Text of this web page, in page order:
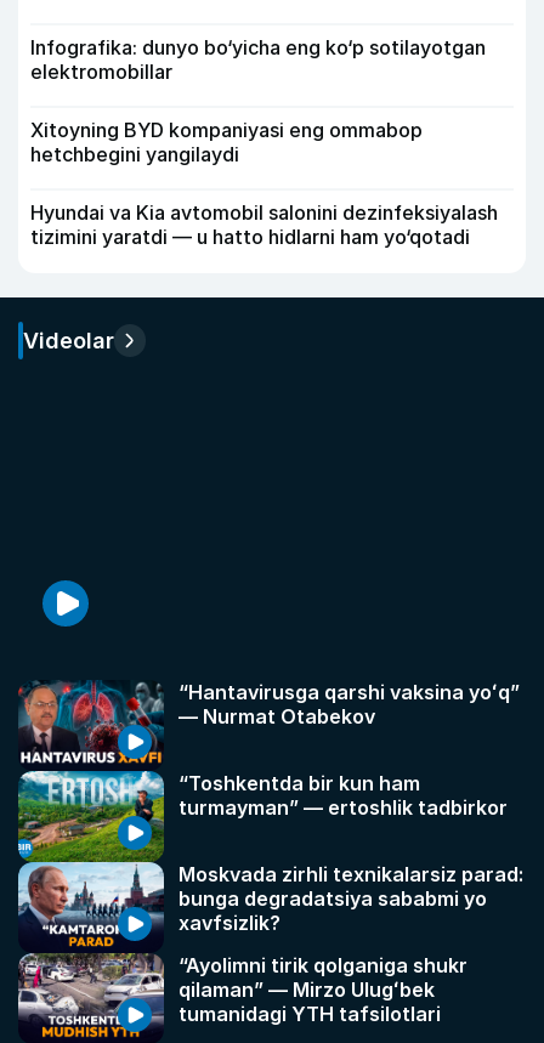
Infografika: dunyo bo‘yicha eng ko‘p sotilayotgan
elektromobillar
Xitoyning BYD kompaniyasi eng ommabop
hetchbegini yangilaydi
Hyundai va Kia avtomobil salonini dezinfeksiyalash
tizimini yaratdi — u hatto hidlarni ham yo‘qotadi
Videolar
“Hantavirusga qarshi vaksina yoʻq”
— Nurmat Otabekov
“Toshkentda bir kun ham
turmayman” — ertoshlik tadbirkor
Moskvada zirhli texnikalarsiz parad:
bunga degradatsiya sababmi yo
xavfsizlik?
“Ayolimni tirik qolganiga shukr
qilaman” — Mirzo Ulugʻbek
tumanidagi YTH tafsilotlari